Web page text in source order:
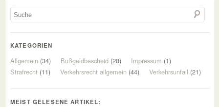
KATEGORIEN
Allgemein (34) Bußgeldbescheid (28) Impressum (1)
Strafrecht (11) Verkehrsrecht allgemein (44) Verkehrsunfall (21)
MEIST GELESENE ARTIKEL: